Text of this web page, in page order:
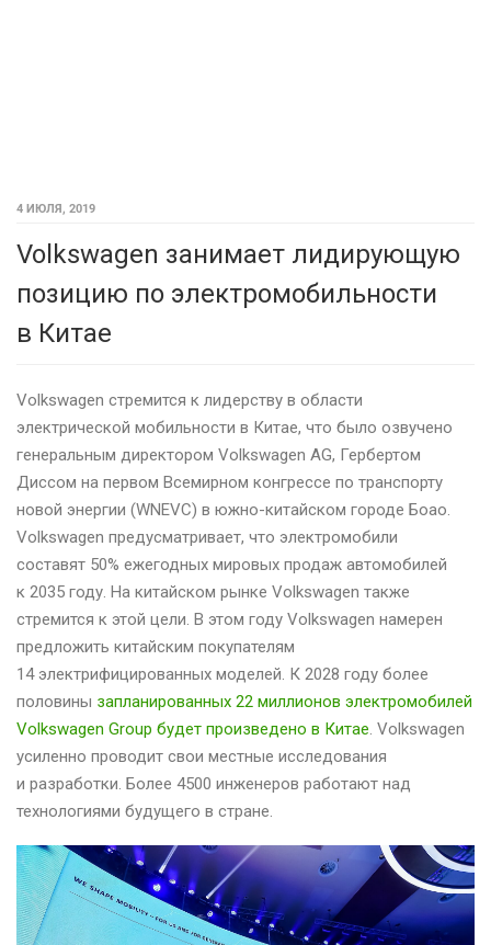
4 ИЮЛЯ, 2019
Volkswagen занимает лидирующую
позицию по электромобильности
в Китае
Volkswagen стремится к лидерству в области
электрической мобильности в Китае, что было озвучено
генеральным директором Volkswagen AG, Гербертом
Диссом на первом Всемирном конгрессе по транспорту
новой энергии (WNEVC) в южно-китайском городе Боао.
Volkswagen предусматривает, что электромобили
составят 50% ежегодных мировых продаж автомобилей
к 2035 году. На китайском рынке Volkswagen также
стремится к этой цели. В этом году Volkswagen намерен
предложить китайским покупателям
14 электрифицированных моделей. К 2028 году более
половины запланированных 22 миллионов электромобилей
Volkswagen Group будет произведено в Китае. Volkswagen
усиленно проводит свои местные исследования
и разработки. Более 4500 инженеров работают над
технологиями будущего в стране.